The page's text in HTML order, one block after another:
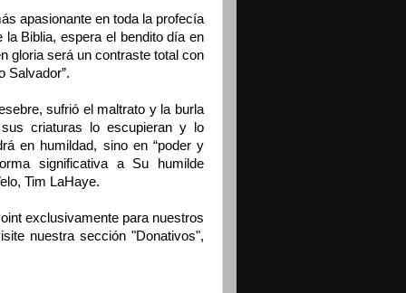
apasionante en toda la profecía
Biblia, espera el bendito día en
gloria será un contraste total con
Salvador”.
sufrió el maltrato y la burla
criaturas lo escupieran y lo
en humildad, sino en “poder y
significativa a Su humilde
Tim LaHaye.
exclusivamente para nuestros
nuestra sección "Donativos",